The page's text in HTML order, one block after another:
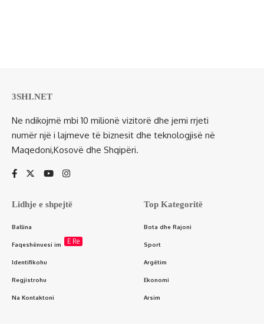
3SHI.NET
Ne ndikojmë mbi 10 milionë vizitorë dhe jemi rrjeti
numër një i lajmeve të biznesit dhe teknologjisë në
Maqedoni,Kosovë dhe Shqipëri.
Lidhje e shpejtë
Ballina
Faqeshënuesi im E Re
Identifikohu
Regjistrohu
Na Kontaktoni
Top Kategoritë
Bota dhe Rajoni
Sport
Argëtim
Ekonomi
Arsim